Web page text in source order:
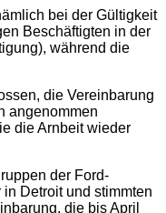
bei der Gültigkeit
Beschäftigten in der
während die
die Vereinbarung
angenommen
die Arnbeit wieder
der Ford-
Detroit und stimmten
die bis April